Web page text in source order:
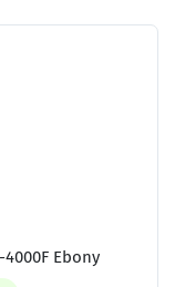
Ebony